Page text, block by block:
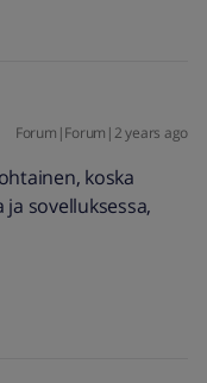
Forum|Forum|2 years ago
koska
sovelluksessa,